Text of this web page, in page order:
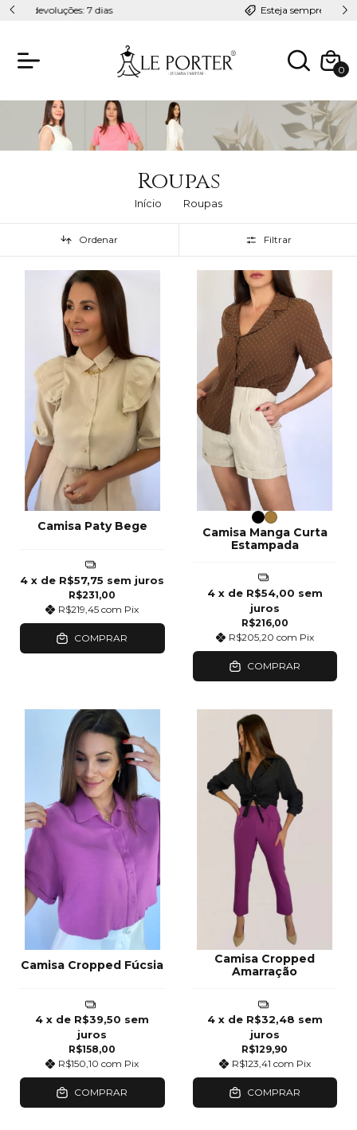
Esteja sempre linda com Le Porter
0
Roupas
Início Roupas
Ordenar Filtrar
Camisa Paty Bege
R$231,00
R$219,45com Pix
4 x de R$57,75 sem juros
COMPRAR
Camisa Manga Curta
Estampada
R$216,00
R$205,20 com Pix
4 x de R$54,00 sem
juros
COMPRAR
Camisa Cropped Fúcsia
R$158,00
R$150,10com Pix
4 x de R$39,50 sem
juros
COMPRAR
Camisa Cropped
Amarração
R$129,90
R$123,41 com Pix
4 x de R$32,48 sem
juros
COMPRAR